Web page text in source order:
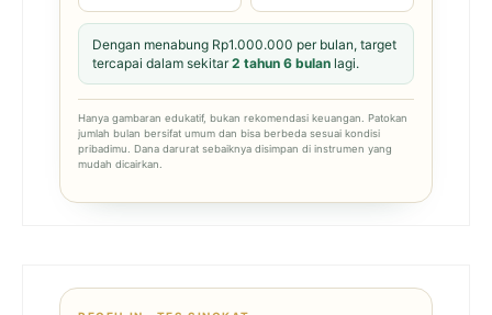
Dengan menabung Rp1.000.000 per bulan, target
tercapai dalam sekitar2 tahun 6 bulan lagi.
Hanya gambaran edukatif, bukan rekomendasi keuangan. Patokan
jumlah bulan bersifat umum dan bisa berbeda sesuai kondisi
pribadimu. Dana darurat sebaiknya disimpan di instrumen yang
mudah dicairkan.